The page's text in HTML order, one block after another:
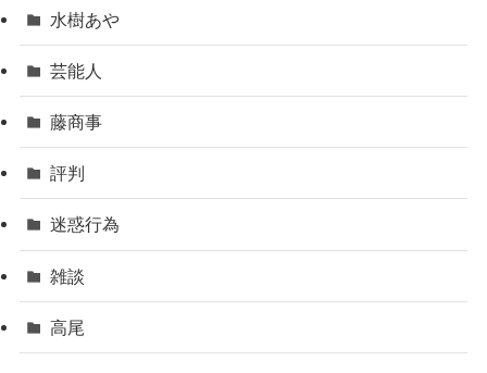
水樹あや
芸能人
藤商事
評判
迷惑行為
雑談
高尾